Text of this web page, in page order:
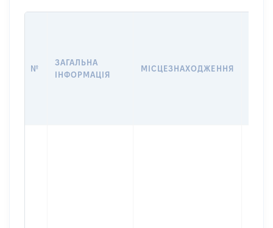
№
ЗАГАЛЬНА
ІНФОРМАЦІЯ
МІСЦЕЗНАХОДЖЕННЯ